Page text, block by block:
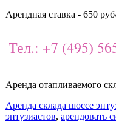
Арендная ставка - 650
Тел.: +7 (495)
Аренда отапливаемого
Аренда склада шоссе
энтузиастов, арендовать